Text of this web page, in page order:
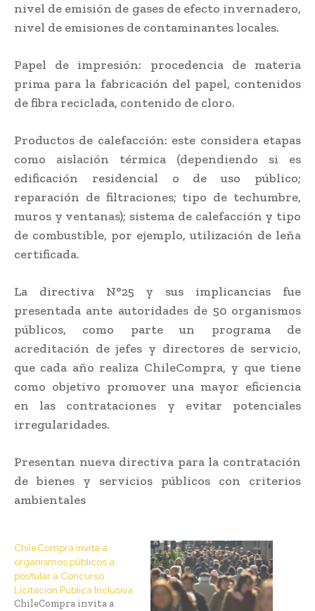
nivel de emisión de gases de efecto invernadero,
nivel de emisiones de contaminantes locales.
Papel de impresión: procedencia de materia
prima para la fabricación del papel, contenidos
de fibra reciclada, contenido de cloro.
Productos de calefacción: este considera etapas
como aislación térmica (dependiendo si es
edificación residencial o de uso público;
reparación de filtraciones; tipo de techumbre,
muros y ventanas); sistema de calefacción y tipo
de combustible, por ejemplo, utilización de leña
certificada.
La directiva N°25 y sus implicancias fue
presentada ante autoridades de 50 organismos
públicos, como parte un programa de
acreditación de jefes y directores de servicio,
que cada año realiza ChileCompra, y que tiene
como objetivo promover una mayor eficiencia
en las contrataciones y evitar potenciales
irregularidades.
Presentan nueva directiva para la contratación
de bienes y servicios públicos con criterios
ambientales
ChileCompra invita a
organismos públicos a
postular a Concurso
Licitación Pública Inclusiva
ChileCompra invita a